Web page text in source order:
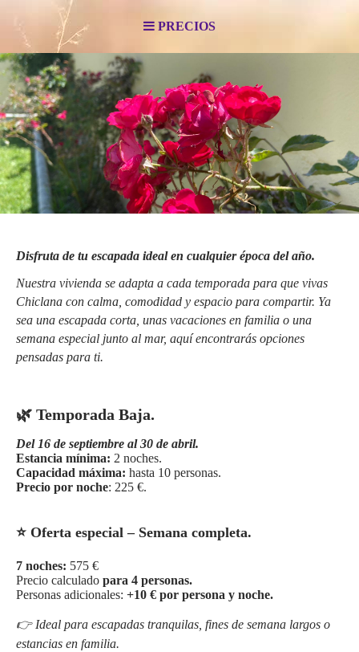
PRECIOS
Disfruta de tu escapada ideal en cualquier época del año.
Nuestra vivienda se adapta a cada temporada para que vivas
Chiclana con calma, comodidad y espacio para compartir. Ya
sea una escapada corta, unas vacaciones en familia o una
semana especial junto al mar, aquí encontrarás opciones
pensadas para ti.
🌿 Temporada Baja.
Del 16 de septiembre al 30 de abril.
Estancia mínima: 2 noches.
Capacidad máxima: hasta 10 personas.
Precio por noche: 225 €.
⭐ Oferta especial – Semana completa.
7 noches: 575 €
Precio calculado para 4 personas.
Personas adicionales: +10 € por persona y noche.
👉 Ideal para escapadas tranquilas, fines de semana largos o
estancias en familia.